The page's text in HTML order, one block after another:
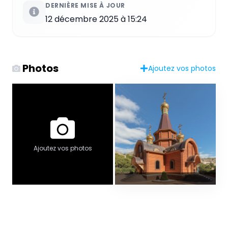
DERNIÈRE MISE À JOUR
12 décembre 2025 à 15:24
Photos Ajoutez vos photos
Ajoutez vos photos